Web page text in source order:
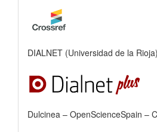
DIALNET (Universidad de la Rioja)
Dulcinea – OpenScienceSpain –